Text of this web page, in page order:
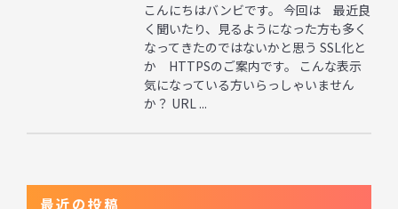
こんにちはバンビです。 今回は 最近良
く聞いたり、見るようになった方も多く
なってきたのではないかと思う SSL化と
か HTTPSのご案内です。 こんな表示
気になっている方いらっしゃいません
か？ URL ...
最近の投稿